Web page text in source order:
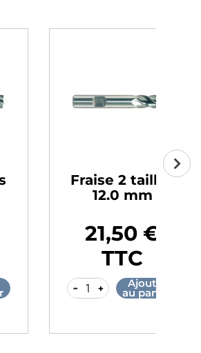
Fraise 2 tailles
12.0 mm
21,50 €
Ajouter
au panier